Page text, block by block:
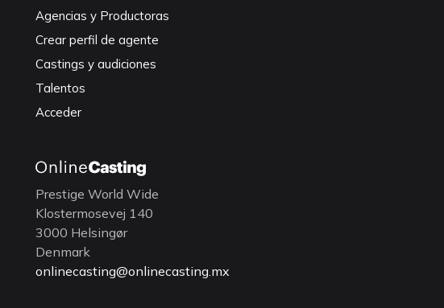
Agencias y Productoras
Crear perfil de agente
Castings y audiciones
Talentos
Acceder
Prestige World Wide
Klostermosevej 140
3000 Helsingør
Denmark
onlinecasting@onlinecasting.mx